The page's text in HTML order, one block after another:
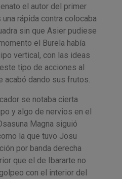
el autor del primer
rápida contra colocaba
sin que Asier pudiese
el Burela había
vertical, con las ideas
tipo de acciones al
acabó dando sus frutos.
se notaba cierta
y algo de nervios en el
Magna siguió
la que tuvo Josu
por banda derecha
que el de Ibararte no
con el interior del